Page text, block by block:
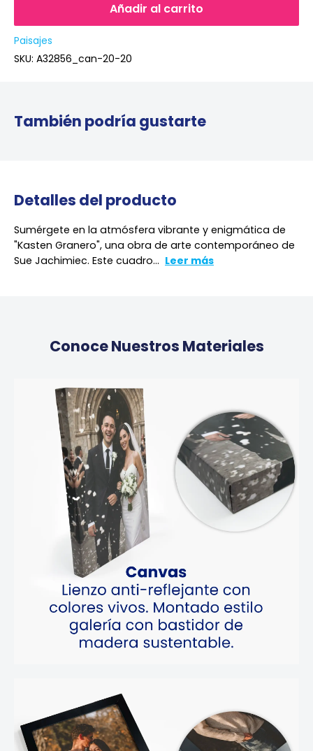
Añadir al carrito
Paisajes
SKU: A32856_can-20-20
También podría gustarte
Detalles del producto
Sumérgete en la atmósfera vibrante y enigmática de
"Kasten Granero", una obra de arte contemporáneo de
Sue Jachimiec. Este cuadro... Leer más
Conoce Nuestros Materiales